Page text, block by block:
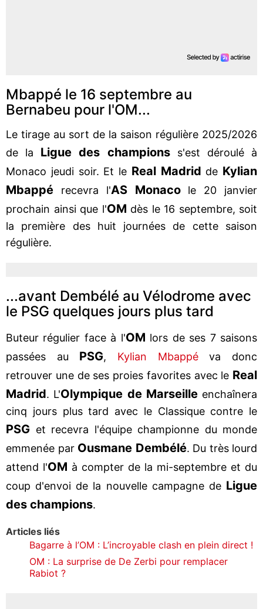
Mbappé le 16 septembre au
Bernabeu pour l'OM...
Le tirage au sort de la saison régulière 2025/2026
de la Ligue des champions
s'est déroulé à
Monaco jeudi soir. Et le Real Madrid de Kylian
Mbappé
recevra l'AS Monacole 20 janvier
prochain ainsi que l'OM dès le 16 septembre, soit
la première des huit journées de cette saison
régulière.
...avant Dembélé au Vélodrome avec
le PSG quelques jours plus tard
Buteur régulier face à l'OM lors de ses 7 saisons
passées au PSG, Kylian Mbappéva donc
retrouver une de ses proies favorites avec le Real
Madrid. L'Olympique de Marseilleenchaînera
cinq jours plus tard avec le Classique contre le
PSG et recevra l'équipe championne du monde
emmenée par Ousmane Dembélé. Du très lourd
attend l'OM à compter de la mi-septembre et du
coup d'envoi de la nouvelle campagne de Ligue
des champions.
Articles liés
Bagarre à l’OM : L’incroyable clash en plein direct !
OM : La surprise de De Zerbi pour remplacer
Rabiot ?